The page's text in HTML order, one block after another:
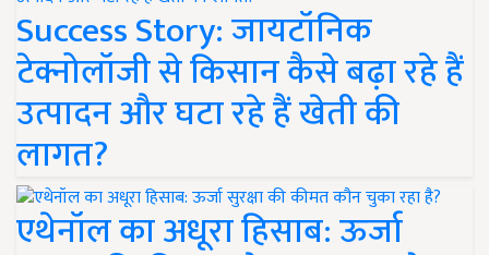
Success Story: जायटॉनिक
टेक्नोलॉजी से किसान कैसे बढ़ा रहे हैं
उत्पादन और घटा रहे हैं खेती की
लागत?
एथेनॉल का अधूरा हिसाब: ऊर्जा